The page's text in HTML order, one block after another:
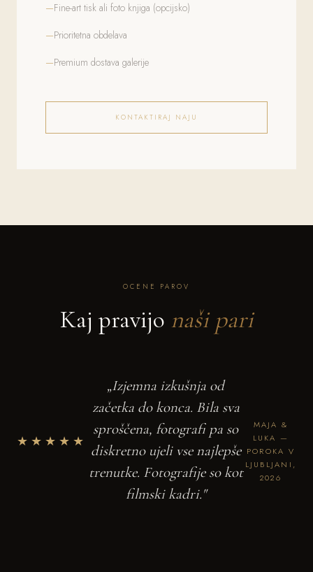
Fine-art tisk ali foto knjiga (opcijsko)
Prioritetna obdelava
Premium dostava galerije
KONTAKTIRAJ NAJU
OCENE PAROV
Kaj pravijo naši pari
★★★★★
„Izjemna izkušnja od
začetka do konca. Bila sva
sproščena, fotografi pa so
diskretno ujeli vse najlepše
trenutke. Fotografije so kot
filmski kadri."
MAJA &
LUKA —
POROKA V
LJUBLJANI,
2026